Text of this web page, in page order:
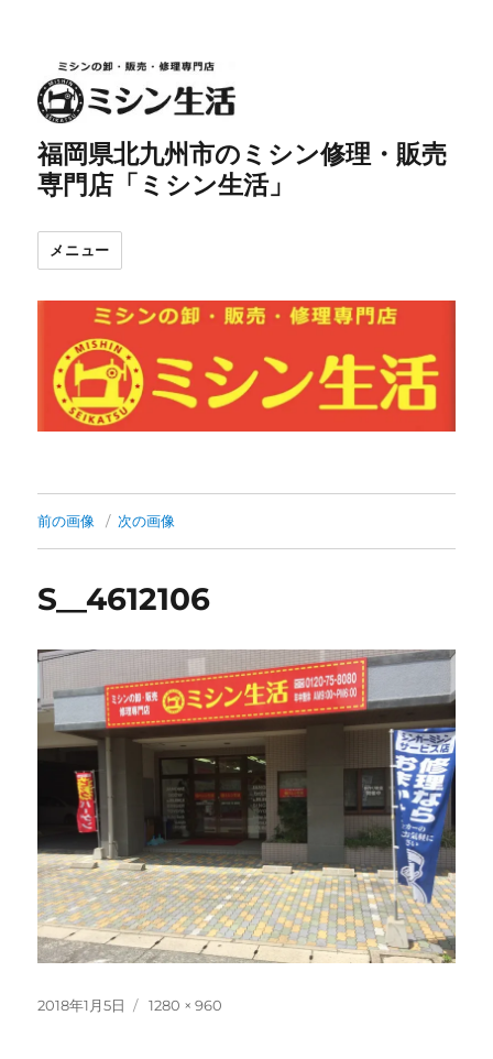
福岡県北九州市のミシン修理・販売
専門店「ミシン生活」
メニュー
前の画像 次の画像
S__4612106
投
2018年1月5日
フ
1280 × 960